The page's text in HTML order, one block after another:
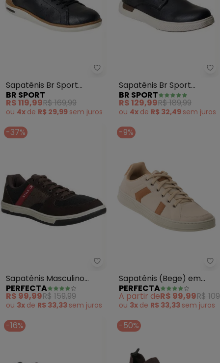
Br Sport - Sapatênis Br Sport
Sapatênis Br Sport
(Preta) em Sintético
BR SPORT
R$ 119,99R$ 169,99
ou 4x de R$ 29,99 sem juros
Sapatênis Br Sport
(Preto) em Sintético
BR SPORT
R$ 129,99R$ 189,99
ou 4x de R$ 32,49 sem juros
-37%
Perfecta - Sapatênis
Sapatênis Masculino
(Café) em Camurça
Sintética
PERFECTA
R$ 99,99R$ 159,99
ou 3x de R$ 33,33 sem juros
-9%
Sapatênis (Bege) em
Sintético
PERFECTA
A partir deR$ 99,99R$
ou 3x de R$ 33,33 sem juros
-16% -50%